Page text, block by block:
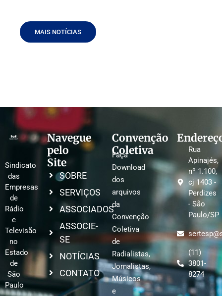
MAIS NOTÍCIAS
Sindicato
das
Empresas
de
Rádio
e
Televisão
no
Estado
de
São
Paulo
Navegue
pelo
Site
SOBRE
SERVIÇOS
ASSOCIADOS
ASSOCIE-
SE
NOTÍCIAS
CONTATO
Convenção
Coletiva
Faça
Download
dos
arquivos
da
Convenção
Coletiva
de
Radialistas,
Jornalistas,
Músicos
e
Rua
Apinajés,
nº 1.100,
cj 1403 -
Perdizes
- São
Paulo/SP
(11)
3801-
8274